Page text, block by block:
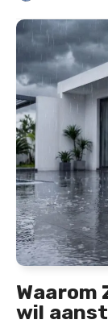
Waarom
wil